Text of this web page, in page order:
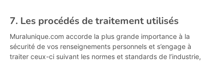
7. Les procédés de traitement utilisés
Muralunique.com accorde la plus grande importance à la
sécurité de vos renseignements personnels et s’engage à
traiter ceux-ci suivant les normes et standards de l’industrie,